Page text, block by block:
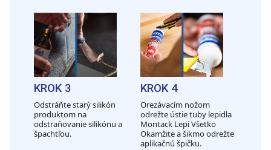
KROK 3
Odstráňte starý silikón
produktom na
odstraňovanie silikónu a
špachtľou.
KROK 4
Orezávacím nožom
odrežte ústie tuby lepidla
Montack Lepí Všetko
Okamžite a šikmo odrežte
aplikačnú špičku.